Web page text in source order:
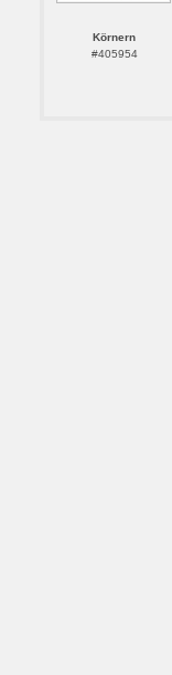
Körnern
#405954